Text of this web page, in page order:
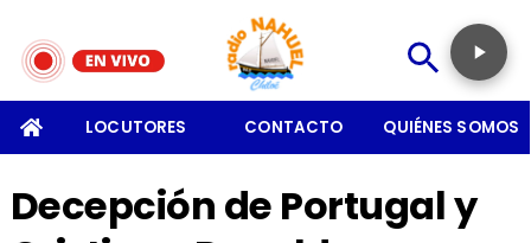
LOCUTORES CONTACTO QUIÉNES SOMOS
Decepción de Portugal y